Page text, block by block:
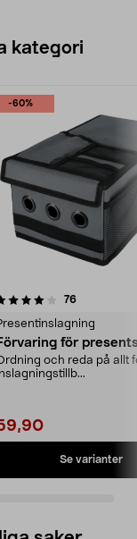
kategori
-60%
76recensioner
för
och reda på allt
Se varianter
4.5 av 5 stjärnor